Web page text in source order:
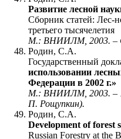
Развитие лесной
Сборник статей: Лес-
третьего тысячелетия
М.: ВНИИЛМ, 2003. –
Родин, С.А.
Государственный
использовании
Федерации в 2002 г.»
М.: ВНИИЛМ, 2003. –
П. Рощупкин).
Родин, С.А.
Development of forest
Russian Forestry at the